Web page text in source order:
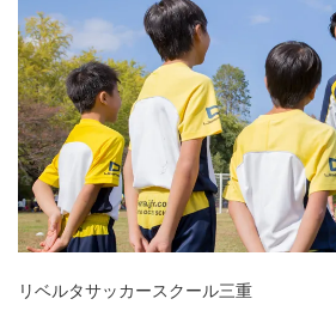
リベルタサッカースクール三重